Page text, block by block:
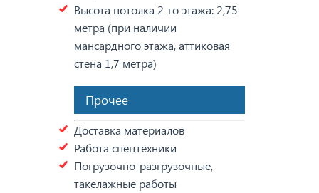
Высота потолка 2-го этажа: 2,75
метра (при наличии
мансардного этажа, аттиковая
стена 1,7 метра)
Прочее
Доставка материалов
Работа спецтехники
Погрузочно-разгрузочные,
такелажные работы